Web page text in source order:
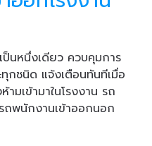
นหนึ่งเดียว ควบคุมการ
กชนิด แจ้งเตือนทันทีเมื่อ
มเข้ามาในโรงงาน รถ
ถพนักงานเข้าออกนอก